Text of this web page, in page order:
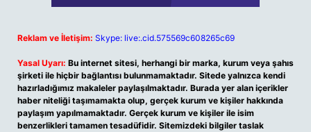
Reklam ve İletişim: Skype: live:.cid.575569c608265c69
Yasal Uyarı: Bu internet sitesi, herhangi bir marka, kurum veya şahıs
şirketi ile hiçbir bağlantısı bulunmamaktadır. Sitede yalnızca kendi
hazırladığımız makaleler paylaşılmaktadır. Burada yer alan içerikler
haber niteliği taşımamakta olup, gerçek kurum ve kişiler hakkında
paylaşım yapılmamaktadır. Gerçek kurum ve kişiler ile isim
benzerlikleri tamamen tesadüfidir. Sitemizdeki bilgiler taslak